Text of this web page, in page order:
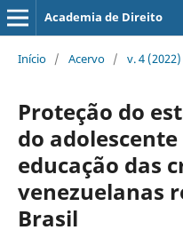
Academia de Direito
Início / Acervo / v. 4 (2022)
Proteção do
do adolescente
educação das
venezuelanas
Brasil